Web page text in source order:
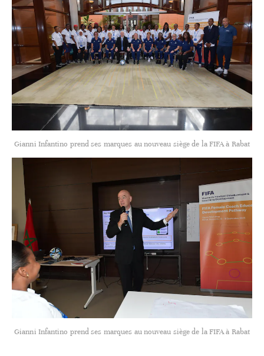
Gianni Infantino prend ses marques au nouveau siège de la FIFA à Rabat
Gianni Infantino prend ses marques au nouveau siège de la FIFA à Rabat